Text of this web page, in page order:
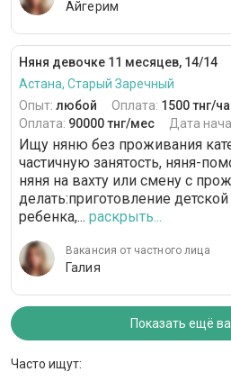
Айгерим
Няня девочке 11 месяцев, 14/14
Астана, Старый Заречный
Опыт: любой Оплата: 1500 тнг/
Оплата: 90000 тнг/мес Дата
Ищу няню без проживания
частичную занятость, няня-
няня на вахту или смену с
делать:приготовление
ребенка,... раскрыть...
Вакансия от частного лица
Галия
Показать ещё
Часто ищут: